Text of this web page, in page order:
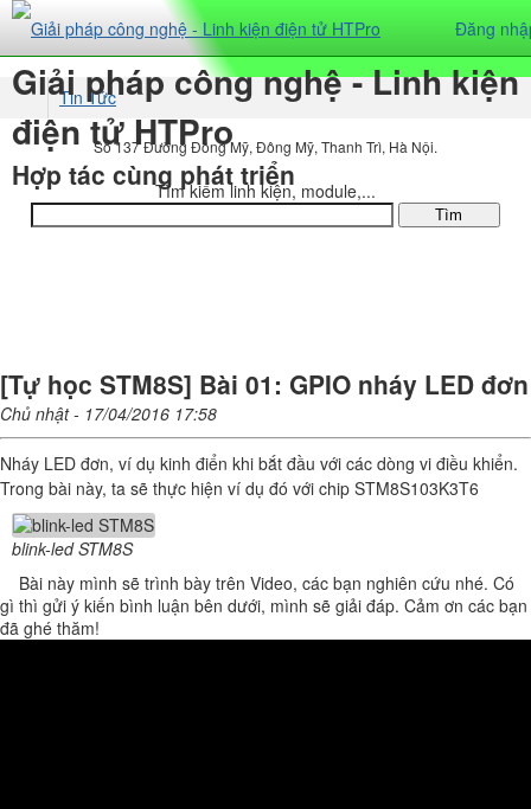
Giải pháp công nghệ - Linh kiện
điện tử HTPro
Hợp tác cùng phát triển
Đăng
Tin Tức
Tự học STM8
Số 137 Đường Đông Mỹ, Đông Mỹ, Thanh Trì, Hà Nội.
Tìm kiếm linh kiện, module,...
[Tự học STM8S] Bài 01: GPIO nháy LED đơn
Chủ nhật - 17/04/2016 17:58
Nháy LED đơn, ví dụ kinh điển khi bắt đầu với các dòng vi điều khiển.
Trong bài này, ta sẽ thực hiện ví dụ đó với chip STM8S103K3T6
blink-led STM8S
Bài này mình sẽ trình bày trên Video, các bạn nghiên cứu nhé. Có
gì thì gửi ý kiến bình luận bên dưới, mình sẽ giải đáp. Cảm ơn các bạn
đã ghé thăm!